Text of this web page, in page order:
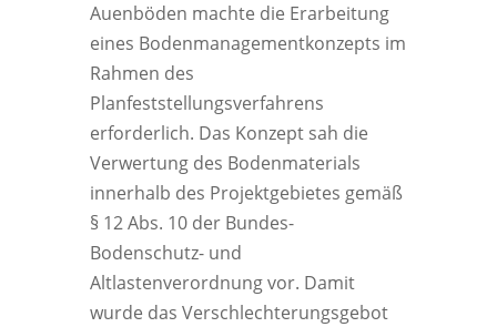
Auenböden machte die Erarbeitung
eines Bodenmanagementkonzepts im
Rahmen des
Planfeststellungsverfahrens
erforderlich. Das Konzept sah die
Verwertung des Bodenmaterials
innerhalb des Projektgebietes gemäß
§ 12 Abs. 10 der Bundes-
Bodenschutz- und
Altlastenverordnung vor. Damit
wurde das Verschlechterungsgebot